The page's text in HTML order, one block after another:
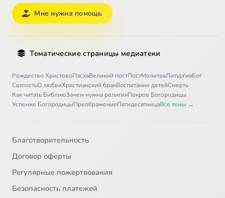
Мне нужна помощь
Тематические страницы медиатеки
Рождество ХристовоПасхаВеликий постПостМолитваЛитургияБог
СвятостьО любвиХристианский бракВоспитание детейСмерть
Как читать БиблиюЗачем нужна религияПокров Богородицы
Успение БогородицыПреображениеПятидесятницаВсе темы →
Благотворительность
Договор оферты
Регулярные пожертвования
Безопасность платежей